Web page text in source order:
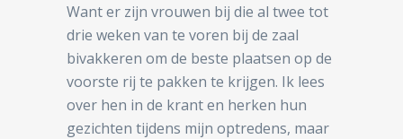
Want er zijn vrouwen bij die al twee tot
drie weken van te voren bij de zaal
bivakkeren om de beste plaatsen op de
voorste rij te pakken te krijgen. Ik lees
over hen in de krant en herken hun
gezichten tijdens mijn optredens, maar